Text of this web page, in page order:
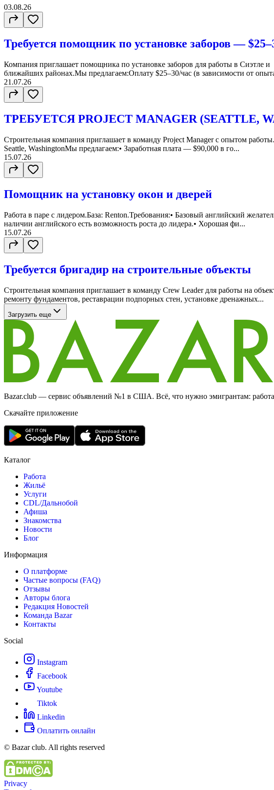
03.08.26
Требуется помощник по установке заборов —
Компания приглашает помощника по установке заборов для работы в Сиэтле и
ближайших районах.Мы предлагаем:Оплату $25–30/час (в зависимости от
21.07.26
ТРЕБУЕТСЯ PROJECT MANAGER (SEATTLE,
Строительная компания приглашает в команду Project Manager с опытом
Seattle, WashingtonМы предлагаем:• Заработная плата — $90,000 в го...
15.07.26
Помощник на установку окон и дверей
Работа в паре с лидером.База: Renton.Требования:• Базовый английский
наличии английского есть возможность роста до лидера.• Хорошая фи...
15.07.26
Требуется бригадир на строительные объекты
Строительная компания приглашает в команду Crew Leader для работы на
ремонту фундаментов, реставрации подпорных стен, установке дренажных...
Загрузить еще
Bazar.club — сервис объявлений №1 в США. Всё, что нужно эмигрантам:
Скачайте приложение
Каталог
Работа
Жильё
Услуги
CDL/Дальнобой
Афиша
Знакомства
Новости
Блог
Информация
О платформе
Частые вопросы (FAQ)
Отзывы
Авторы блога
Редакция Новостей
Команда Bazar
Контакты
Social
Instagram
Facebook
Youtube
Tiktok
Linkedin
Оплатить онлайн
© Bazar club. All rights reserved
Privacy